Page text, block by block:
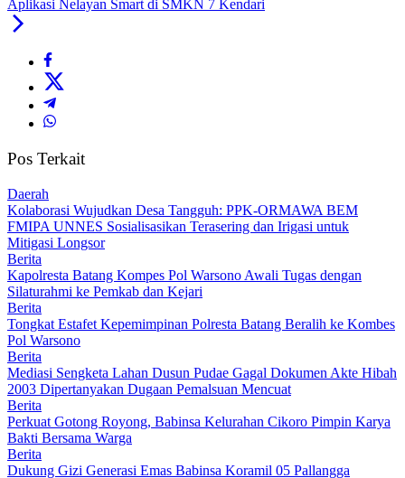
Aplikasi Nelayan Smart di SMKN 7 Kendari
Pos Terkait
Daerah
Kolaborasi Wujudkan Desa Tangguh: PPK-ORMAWA BEM
FMIPA UNNES Sosialisasikan Terasering dan Irigasi untuk
Mitigasi Longsor
Berita
Kapolresta Batang Kompes Pol Warsono Awali Tugas dengan
Silaturahmi ke Pemkab dan Kejari
Berita
Tongkat Estafet Kepemimpinan Polresta Batang Beralih ke Kombes
Pol Warsono
Berita
Mediasi Sengketa Lahan Dusun Pudae Gagal Dokumen Akte Hibah
2003 Dipertanyakan Dugaan Pemalsuan Mencuat
Berita
Perkuat Gotong Royong, Babinsa Kelurahan Cikoro Pimpin Karya
Bakti Bersama Warga
Berita
Dukung Gizi Generasi Emas Babinsa Koramil 05 Pallangga